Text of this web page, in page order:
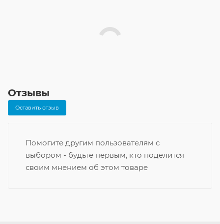
Отзывы
Оставить отзыв
Помогите другим пользователям с
выбором - будьте первым, кто поделится
своим мнением об этом товаре